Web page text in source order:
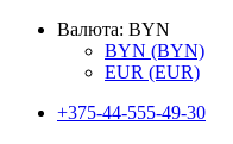
Валюта: BYN
BYN (BYN)
EUR (EUR)
+375-44-555-49-30